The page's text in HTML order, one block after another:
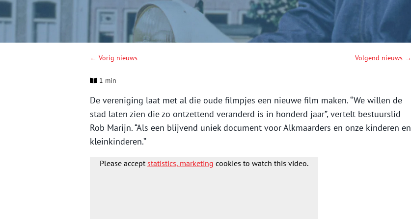
← Vorig nieuws Volgend nieuws →
1 min
De vereniging laat met al die oude filmpjes een nieuwe film maken. “We willen de
stad laten zien die zo ontzettend veranderd is in honderd jaar”, vertelt bestuurslid
Rob Marijn. “Als een blijvend uniek document voor Alkmaarders en onze kinderen en
kleinkinderen.”
Please acceptstatistics, marketing cookies to watch this video.